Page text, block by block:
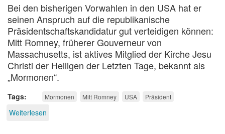
Bei den bisherigen Vorwahlen in den USA hat er
seinen Anspruch auf die republikanische
Präsidentschaftskandidatur gut verteidigen können:
Mitt Romney, früherer Gouverneur von
Massachusetts, ist aktives Mitglied der Kirche Jesu
Christi der Heiligen der Letzten Tage, bekannt als
„Mormonen“.
Tags Mormonen Mitt Romney USA Präsident
Weiterlesen